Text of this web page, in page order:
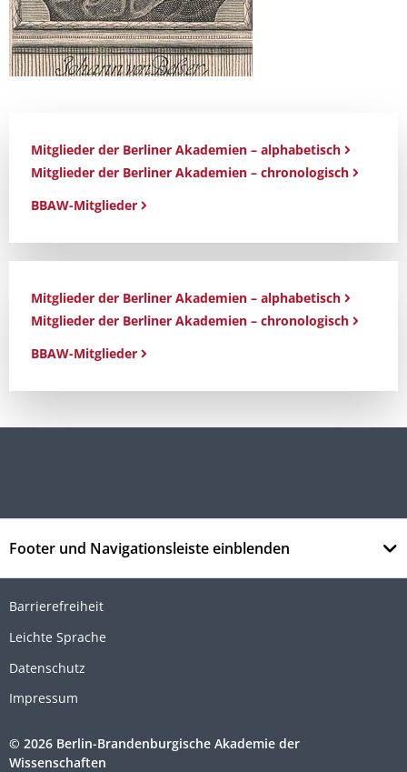
Mitglieder der Berliner Akademien – alphabetisch
Mitglieder der Berliner Akademien – chronologisch
BBAW-Mitglieder
Mitglieder der Berliner Akademien – alphabetisch
Mitglieder der Berliner Akademien – chronologisch
BBAW-Mitglieder
Footer und Navigationsleiste einblenden
Barrierefreiheit
Leichte Sprache
Datenschutz
Impressum
© 2026 Berlin-Brandenburgische Akademie der
Wissenschaften